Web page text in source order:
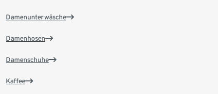
Damenunterwäsche
Damenhosen
Damenschuhe
Kaffee